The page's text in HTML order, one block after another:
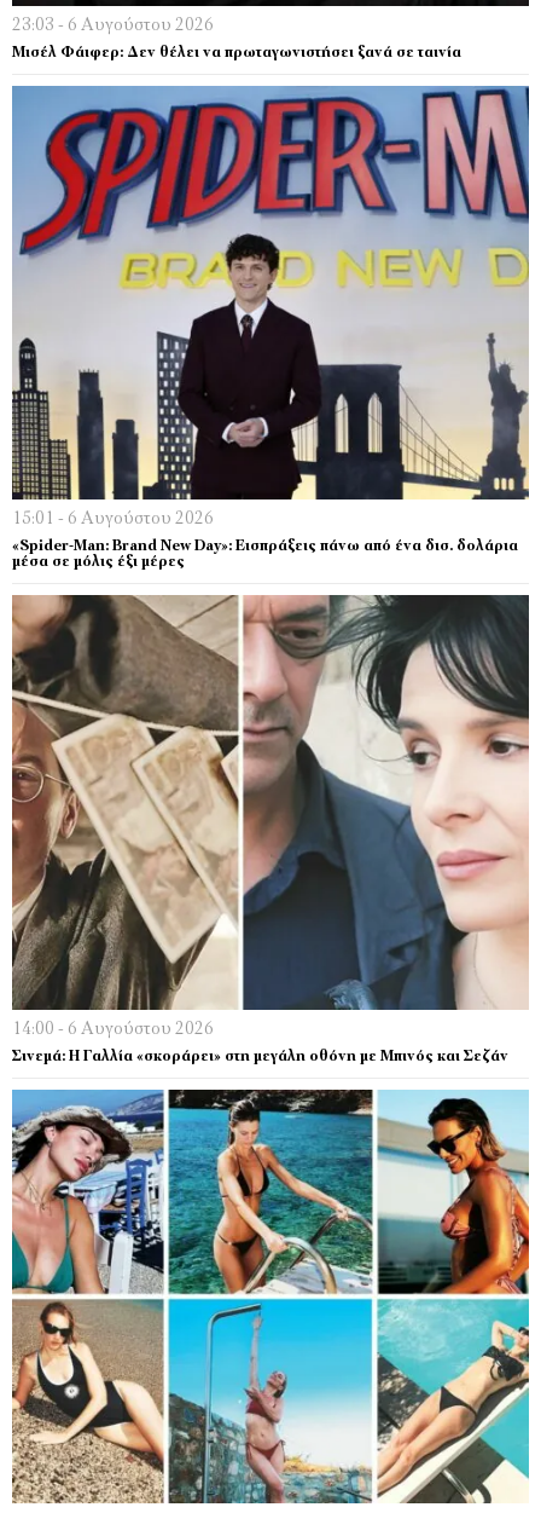
23:03 - 6 Αυγούστου 2026
Μισέλ Φάιφερ: Δεν θέλει να πρωταγωνιστήσει ξανά σε ταινία
15:01 - 6 Αυγούστου 2026
«Spider-Man: Brand New Day»: Εισπράξεις πάνω από ένα δισ. δολάρια
μέσα σε μόλις έξι μέρες
14:00 - 6 Αυγούστου 2026
Σινεμά: Η Γαλλία «σκοράρει» στη μεγάλη οθόνη με Μπινός και Σεζάν